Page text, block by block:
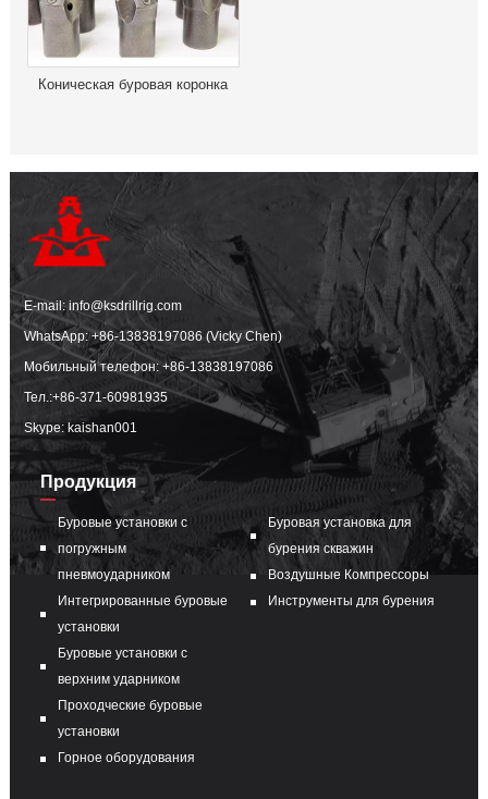
Коническая буровая коронка
E-mail:info@ksdrillrig.com
WhatsApp:+86-13838197086 (Vicky Chen)
Мобильный телефон:+86-13838197086
Тел.:+86-371-60981935
Skype: kaishan001
Продукция
Буровые установки с
погружным
пневмоударником
Интегрированные буровые
установки
Буровые установки с
верхним ударником
Проходческие буровые
установки
Горное оборудования
Буровая установка для
бурения скважин
Воздушные Компрессоры
Инструменты для бурения